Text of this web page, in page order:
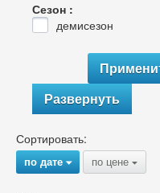
Сезон :
демисезон
Развернуть
Сортировать:
по дате{ по цене {